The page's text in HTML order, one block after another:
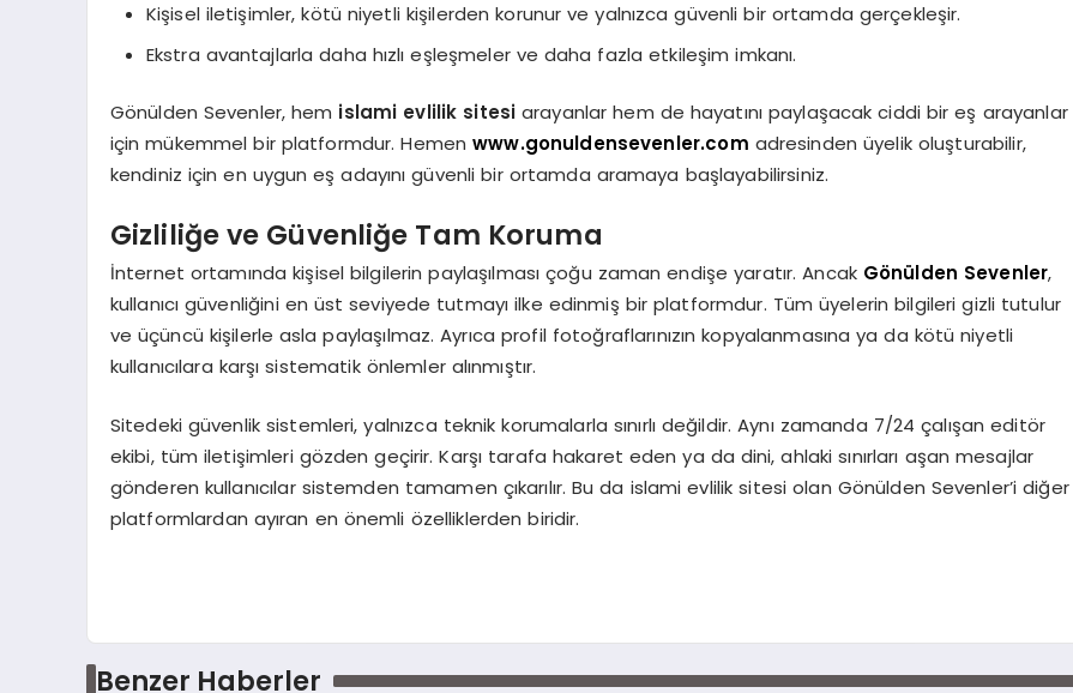
Kişisel iletişimler, kötü niyetli kişilerden korunur ve yalnızca güvenli bir ortamda gerçekleşir.
Ekstra avantajlarla daha hızlı eşleşmeler ve daha fazla etkileşim imkanı.
Gönülden Sevenler, hem islami evlilik sitesi arayanlar hem de hayatını paylaşacak ciddi bir eş arayanlar
için mükemmel bir platformdur. Hemenwww.gonuldensevenler.com adresinden üyelik oluşturabilir,
kendiniz için en uygun eş adayını güvenli bir ortamda aramaya başlayabilirsiniz.
Gizliliğe ve Güvenliğe Tam Koruma
İnternet ortamında kişisel bilgilerin paylaşılması çoğu zaman endişe yaratır. Ancak Gönülden Sevenler,
kullanıcı güvenliğini en üst seviyede tutmayı ilke edinmiş bir platformdur. Tüm üyelerin bilgileri gizli tutulur
ve üçüncü kişilerle asla paylaşılmaz. Ayrıca profil fotoğraflarınızın kopyalanmasına ya da kötü niyetli
kullanıcılara karşı sistematik önlemler alınmıştır.
Sitedeki güvenlik sistemleri, yalnızca teknik korumalarla sınırlı değildir. Aynı zamanda 7/24 çalışan editör
ekibi, tüm iletişimleri gözden geçirir. Karşı tarafa hakaret eden ya da dini, ahlaki sınırları aşan mesajlar
gönderen kullanıcılar sistemden tamamen çıkarılır. Bu da islami evlilik sitesi olan Gönülden Sevenler’i diğer
platformlardan ayıran en önemli özelliklerden biridir.
Benzer Haberler